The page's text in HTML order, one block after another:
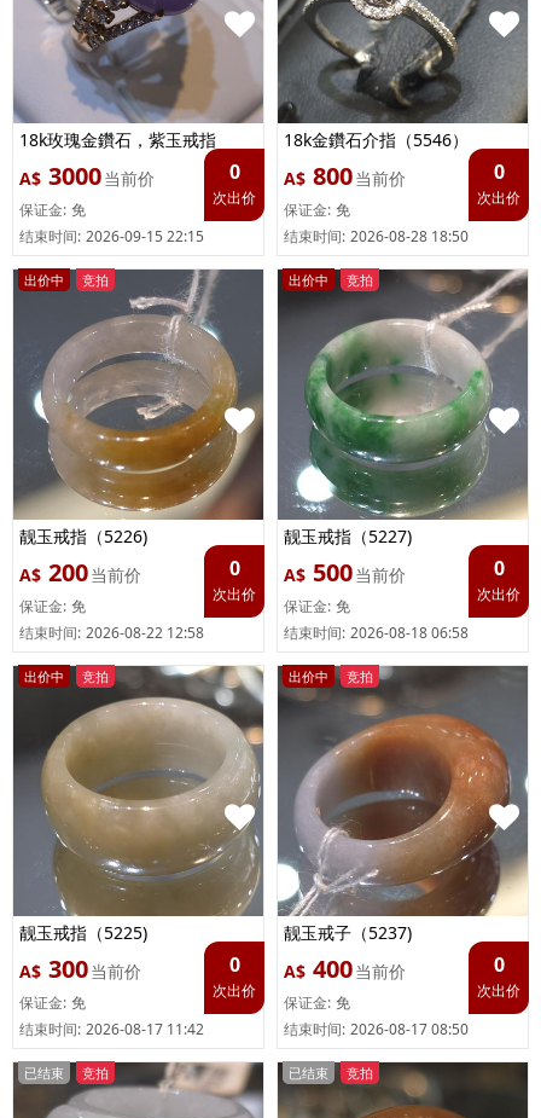
18k玫瑰金鑽石，紫玉戒指
A$ 3000当前价
保证金: 免
结束时间: 2026-09-15 22:15
0
次出价
18k金鑽石介指（5546）
A$ 800当前价
保证金: 免
结束时间: 2026-08-28 18:50
0
次出价
出价中 竞拍
靓玉戒指（5226)
A$ 200当前价
保证金: 免
结束时间: 2026-08-22 12:58
0
次出价
出价中 竞拍
靓玉戒指（5227)
A$ 500当前价
保证金: 免
结束时间: 2026-08-18 06:58
0
次出价
出价中 竞拍
靓玉戒指（5225)
A$ 300当前价
保证金: 免
结束时间: 2026-08-17 11:42
0
次出价
出价中 竞拍
靓玉戒子（5237)
A$ 400当前价
保证金: 免
结束时间: 2026-08-17 08:50
0
次出价
已结束 竞拍 已结束 竞拍